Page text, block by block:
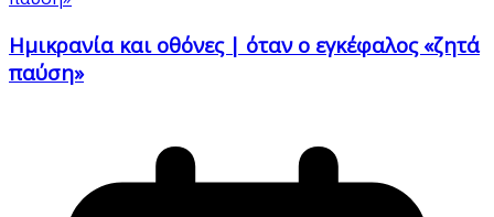
Ημικρανία και οθόνες | όταν ο εγκέφαλος «ζητά
παύση»